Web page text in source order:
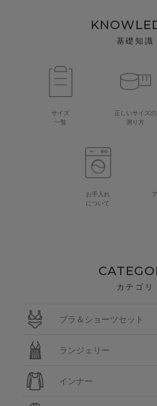
基礎知識
サイズ
一覧
正しいサイズの
測り方
お手入れ
について
カテゴリ
ブラ＆ショーツセット
ランジェリー
インナー